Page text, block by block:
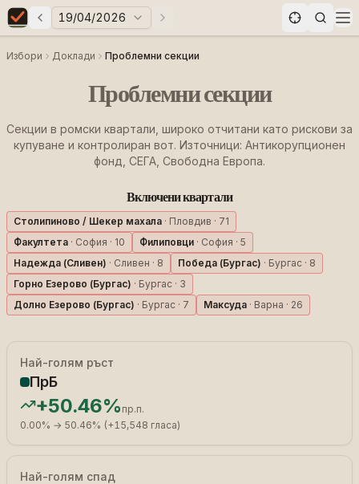
Elections in Bulgaria data statistics
Предни избори
19/04/2026 Следващи избори
Избори Доклади Проблемни секции
Проблемни секции
Секции в ромски квартали, широко отчитани като рискови за
купуване и контролиран вот. Източници: Антикорупционен
фонд, СЕГА, Свободна Европа.
Включени квартали
Столипиново / Шекер махала · Пловдив · 71
Факултета · София · 10 Филиповци · София · 5
Надежда (Сливен) · Сливен · 8 Победа (Бургас) · Бургас · 8
Горно Езерово (Бургас) · Бургас · 3
Долно Езерово (Бургас) · Бургас · 7 Максуда · Варна · 26
Най-голям ръст
ПрБ
+50.46% пр.п.
0.00% → 50.46% (+15,548 гласа)
Най-голям спад